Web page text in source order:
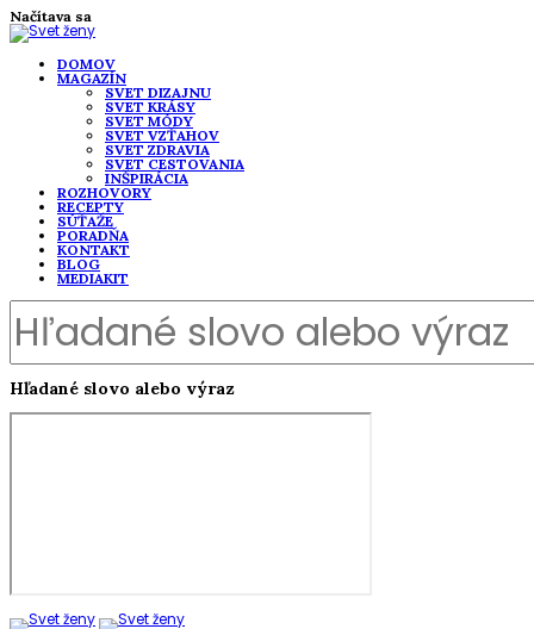
Načítava sa
DOMOV
MAGAZÍN
SVET DIZAJNU
SVET KRÁSY
SVET MÓDY
SVET VZŤAHOV
SVET ZDRAVIA
SVET CESTOVANIA
INŠPIRÁCIA
ROZHOVORY
RECEPTY
SÚŤAŽE
PORADŇA
KONTAKT
BLOG
MEDIAKIT
Hľadané slovo alebo výraz